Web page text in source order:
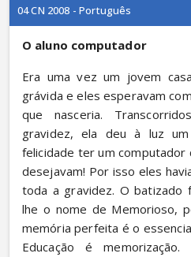
04 CN 2008 - Português
O aluno computador
Era uma vez um jovem
grávida e eles esperavam
que nasceria.
gravidez, ela deu à luz
felicidade ter um computador
desejavam! Por isso eles
toda a gravidez. O batizado
lhe o nome de Memorioso,
memória perfeita é o
Educação é